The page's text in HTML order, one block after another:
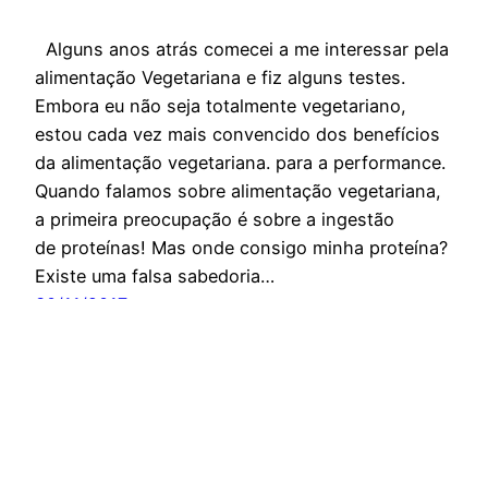
Alguns anos atrás comecei a me interessar pela
alimentação Vegetariana e fiz alguns testes.
Embora eu não seja totalmente vegetariano,
estou cada vez mais convencido dos benefícios
da alimentação vegetariana. para a performance.
Quando falamos sobre alimentação vegetariana,
a primeira preocupação é sobre a ingestão
de proteínas! Mas onde consigo minha proteína?
Existe uma falsa sabedoria…
30/11/2017